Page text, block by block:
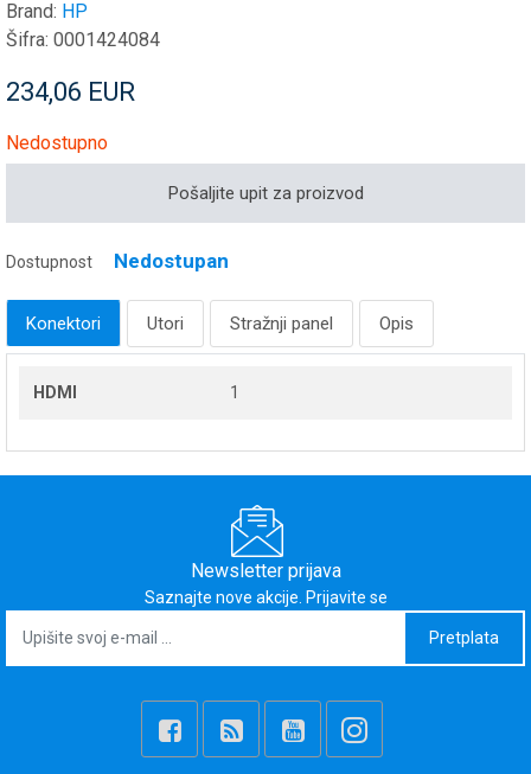
Brand: HP
Šifra: 0001424084
234,06 EUR
Nedostupno
Pošaljite upit za proizvod
Dostupnost Nedostupan
Konektori Utori Stražnji panel Opis
HDMI 1
Newsletter prijava
Saznajte nove akcije. Prijavite se
Pretplata